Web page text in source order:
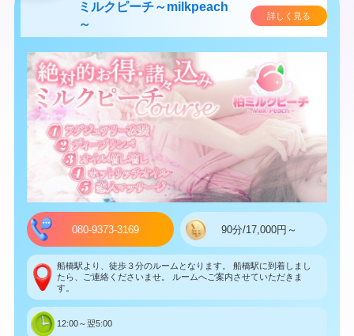
ミルクピーチ～milkpeach
～
詳しく見る
080-9373-3169 90分/17,000円～
船橋駅より、徒歩３分のルームとなります。 船橋駅に到着しまし
たら、ご連絡くださいませ。 ルームへご案内させていただきま
す。
12:00～翌5:00